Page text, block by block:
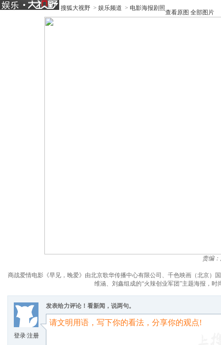
搜狐大视野 > 娱乐频道 > 电影海报剧照
查看原图 全部图片
责编
商战爱情电影《早见，晚爱》由北京歌华传播中心有限公司、千色映画（北京
维涵、刘鑫组成的“火辣创业军团”主题海报，
登录/注册
发表给力评论！看新闻，说两句。